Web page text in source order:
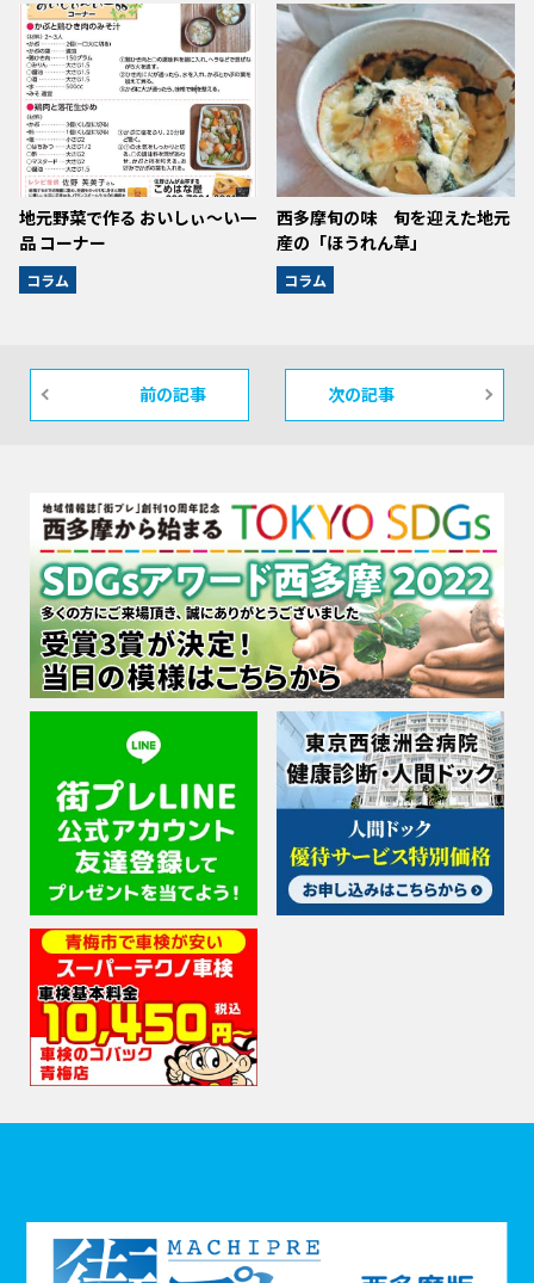
地元野菜で作る おいしぃ～い一
品 コーナー
コラム
西多摩旬の味 旬を迎えた地元
産の「ほうれん草」
コラム
前の記事 次の記事